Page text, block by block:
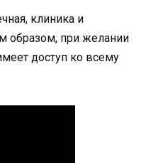
клиника и
образом, при желании
доступ ко всему